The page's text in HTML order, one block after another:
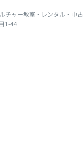
チャー教室・レンタル・中
1-44